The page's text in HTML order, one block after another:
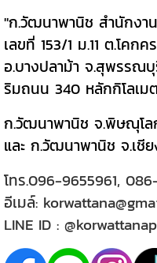
"ก.วัฒนาพานิช สำนักงา
เลขที่ 153/1 ม
อ.บางปลาม้า จ.สุพรรณบุ
ริมถนน 340 หลักกิโลเม
ก.วัฒนาพานิช จ.พิษณุโล
และ ก.วัฒนาพานิช จ.เชี
โทร.096-9655961,
อีเมล์:
LINE ID :